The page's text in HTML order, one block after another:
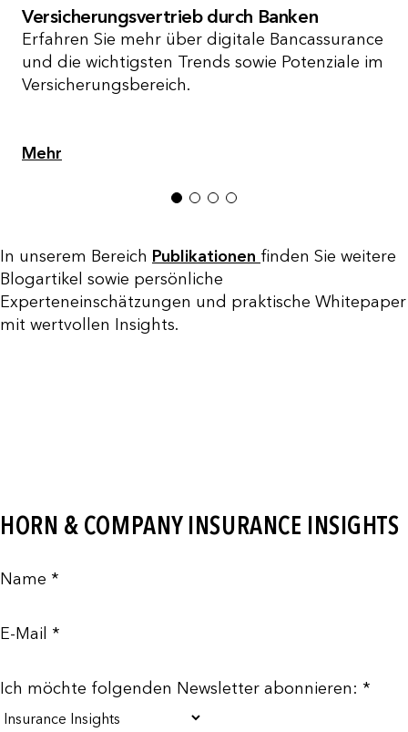
Versicherungsvertrieb durch Banken
Erfahren Sie mehr über digitale Bancassurance
und die wichtigsten Trends sowie Potenziale im
Versicherungsbereich.
Mehr
1 2 3 4
In unserem Bereich Publikationen finden Sie weitere
Blogartikel sowie persönliche
Experteneinschätzungen und praktische Whitepaper
mit wertvollen Insights.
HORN & COMPANY INSURANCE INSIGHTS
Name *
E-Mail *
Ich möchte folgenden Newsletter abonnieren: *